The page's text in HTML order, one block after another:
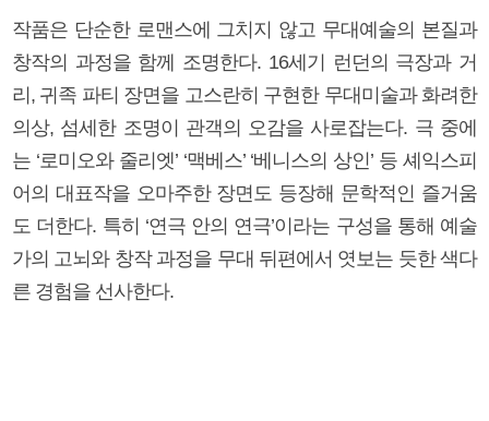
작품은 단순한 로맨스에 그치지 않고 무대예술의 본질과
창작의 과정을 함께 조명한다. 16세기 런던의 극장과 거
리, 귀족 파티 장면을 고스란히 구현한 무대미술과 화려한
의상, 섬세한 조명이 관객의 오감을 사로잡는다. 극 중에
는 ‘로미오와 줄리엣’ ‘맥베스’ ‘베니스의 상인’ 등 셰익스피
어의 대표작을 오마주한 장면도 등장해 문학적인 즐거움
도 더한다. 특히 ‘연극 안의 연극’이라는 구성을 통해 예술
가의 고뇌와 창작 과정을 무대 뒤편에서 엿보는 듯한 색다
른 경험을 선사한다.